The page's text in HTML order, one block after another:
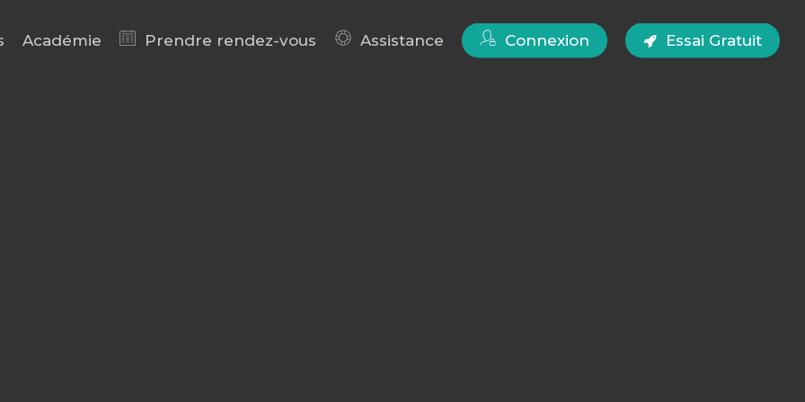
Académie Prendre rendez-vous Assistance Connexion Essai Gratuit